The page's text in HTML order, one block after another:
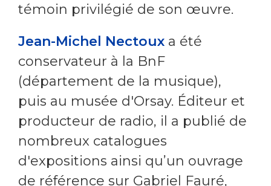
témoin privilégié de son œuvre.
Jean-Michel Nectoux a été
conservateur à la BnF
(département de la musique),
puis au musée d'Orsay. Éditeur et
producteur de radio, il a publié de
nombreux catalogues
d'expositions ainsi qu’un ouvrage
de référence sur Gabriel Fauré,